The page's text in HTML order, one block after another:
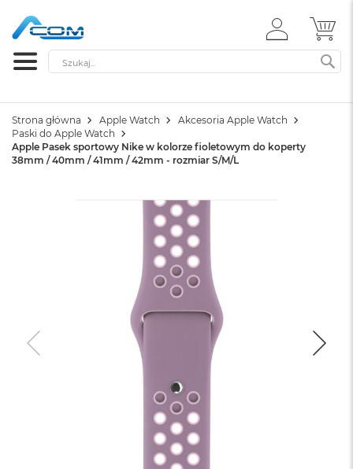
ZALOGUJ
SIĘ
Szukaj
Strona główna Apple Watch
Akcesoria Apple Watch
Paski do Apple Watch
Apple Pasek sportowy Nike w kolorze fioletowym do koperty
38mm / 40mm / 41mm / 42mm - rozmiar S/M/L